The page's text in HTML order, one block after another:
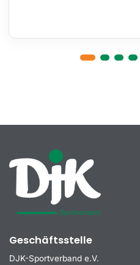
Geschäftsstelle
DJK-Sportverband e.V.